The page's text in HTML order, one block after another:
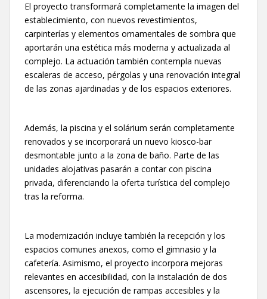
El proyecto transformará completamente la imagen del
establecimiento, con nuevos revestimientos,
carpinterías y elementos ornamentales de sombra que
aportarán una estética más moderna y actualizada al
complejo. La actuación también contempla nuevas
escaleras de acceso, pérgolas y una renovación integral
de las zonas ajardinadas y de los espacios exteriores.
Además, la piscina y el solárium serán completamente
renovados y se incorporará un nuevo kiosco-bar
desmontable junto a la zona de baño. Parte de las
unidades alojativas pasarán a contar con piscina
privada, diferenciando la oferta turística del complejo
tras la reforma.
La modernización incluye también la recepción y los
espacios comunes anexos, como el gimnasio y la
cafetería. Asimismo, el proyecto incorpora mejoras
relevantes en accesibilidad, con la instalación de dos
ascensores, la ejecución de rampas accesibles y la